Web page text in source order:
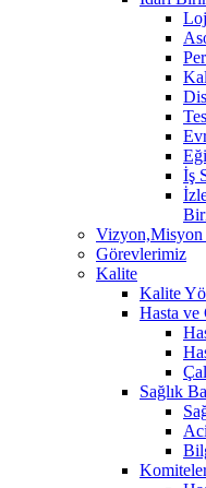
İş
Vizyon,Misyon
Görevlerimiz
Kalite
Kalite
Hasta ve
Sağlık